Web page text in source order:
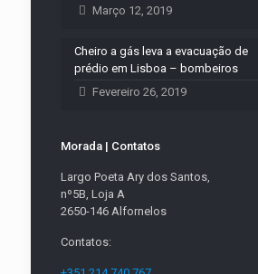
Março 12, 2019
Cheiro a gás leva a evacuação de
prédio em Lisboa – bombeiros
Fevereiro 26, 2019
Morada | Contatos
Largo Poeta Ary dos Santos,
nº5B, Loja A
2650-146 Alfornelos
Contatos: